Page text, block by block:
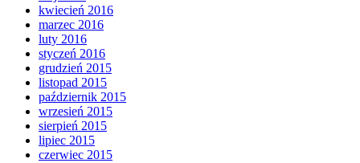
kwiecień 2016
marzec 2016
luty 2016
styczeń 2016
grudzień 2015
listopad 2015
październik 2015
wrzesień 2015
sierpień 2015
lipiec 2015
czerwiec 2015